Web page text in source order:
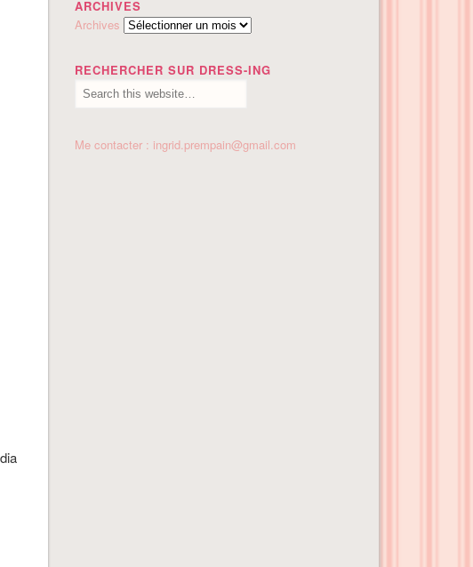
ARCHIVES
Archives
RECHERCHER SUR DRESS-ING
Me contacter : ingrid.prempain@gmail.com